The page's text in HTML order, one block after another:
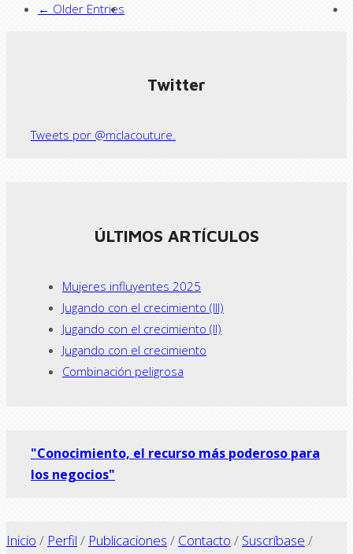
← Older Entries
Twitter
Tweets por @mclacouture.
ÚLTIMOS ARTÍCULOS
Mujeres influyentes 2025
Jugando con el crecimiento (III)
Jugando con el crecimiento (II)
Jugando con el crecimiento
Combinación peligrosa
"Conocimiento, el recurso más poderoso para
los negocios"
Inicio / Perfil / Publicaciones / Contacto / Suscríbase /